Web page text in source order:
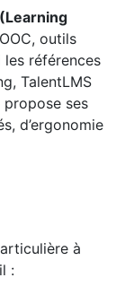
outils
références
TalentLMS
propose ses
d’ergonomie
à
: